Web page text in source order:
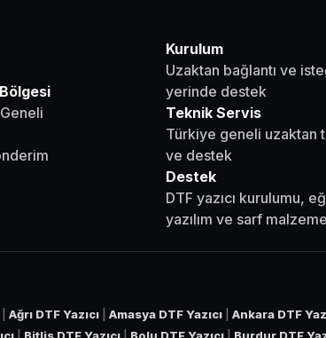
Kurulum
Uzaktan bağlantı ve
yerinde destek
Teknik Servis
Türkiye geneli uzaktan
ve destek
Destek
DTF yazıcı kurulumu,
yazılım ve sarf
Ağrı DTF Yazıcı Amasya DTF Yazıcı Ankara DTF